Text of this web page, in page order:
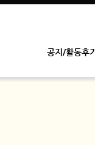
공지/활동후기